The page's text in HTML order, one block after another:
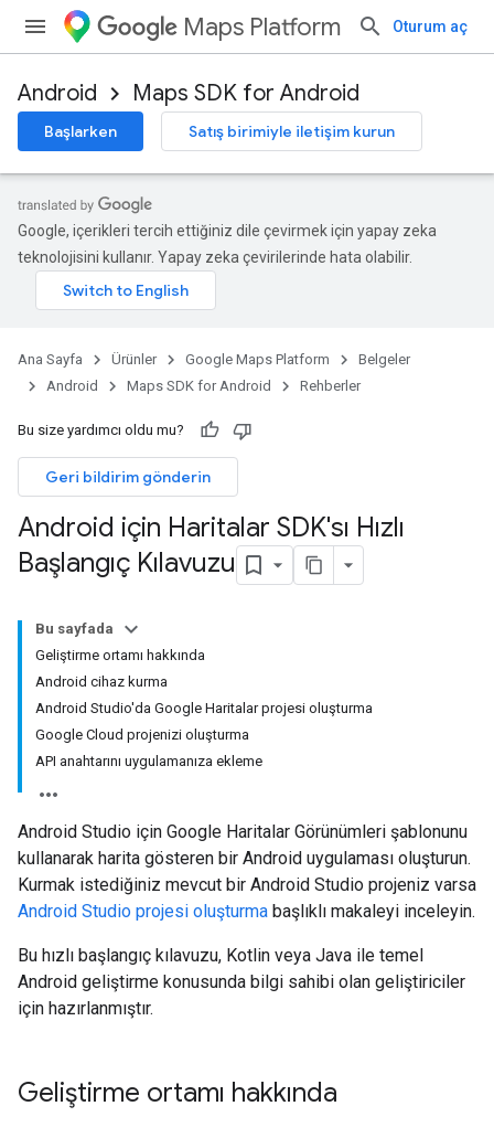
Maps Platform Oturum aç
Android Maps SDK for Android
Başlarken Satış birimiyle iletişim kurun
Google, içerikleri tercih ettiğiniz dile çevirmek için yapay zeka
teknolojisini kullanır. Yapay zeka çevirilerinde hata olabilir.
Ana Sayfa Ürünler Google Maps Platform
Belgeler
Android
Maps SDK for Android Rehberler
Bu size yardımcı oldu mu?
Geri bildirim gönderin
Android için Haritalar SDK'sı Hızlı
Başlangıç Kılavuzu
Bu sayfada
Geliştirme ortamı hakkında
Android cihaz kurma
Android Studio'da Google Haritalar projesi oluşturma
Google Cloud projenizi oluşturma
API anahtarını uygulamanıza ekleme
Android Studio için Google Haritalar Görünümleri şablonunu
kullanarak harita gösteren bir Android uygulaması oluşturun.
Kurmak istediğiniz mevcut bir Android Studio projeniz varsa
Android Studio projesi oluşturma başlıklı makaleyi inceleyin.
Bu hızlı başlangıç kılavuzu, Kotlin veya Java ile temel
Android geliştirme konusunda bilgi sahibi olan geliştiriciler
için hazırlanmıştır.
Geliştirme ortamı hakkında